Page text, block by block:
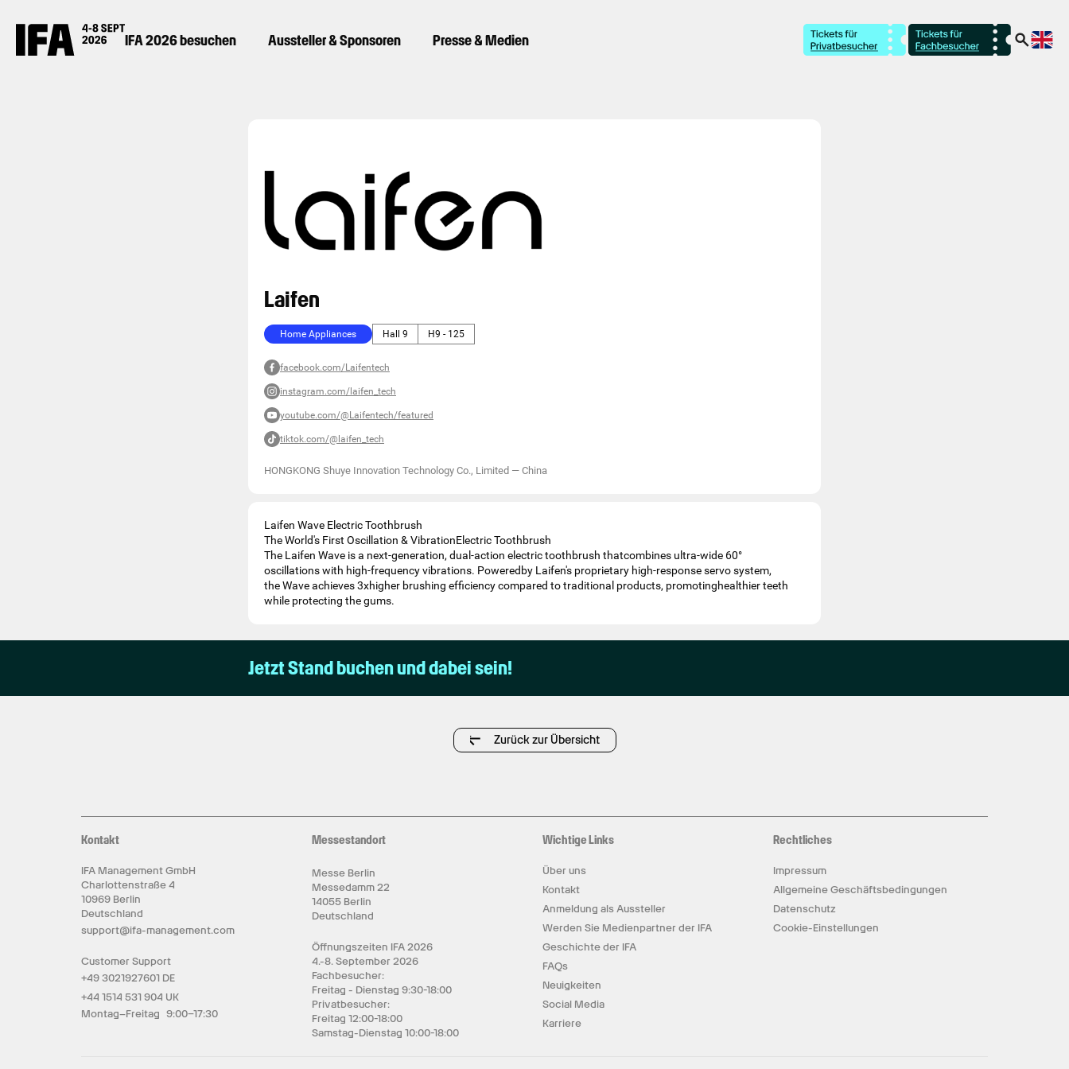
IFA 2026 besuchen Aussteller & Sponsoren Presse & Medien
Laifen
Home Appliances Hall 9 H9 - 125
facebook.com/Laifentech
instagram.com/laifen_tech
youtube.com/@Laifentech/featured
tiktok.com/@laifen_tech
HONGKONG Shuye Innovation Technology Co., Limited — China
Laifen Wave Electric Toothbrush
The World's First Oscillation & VibrationElectric Toothbrush
The Laifen Wave is a next-generation, dual-action electric toothbrush thatcombines ultra-wide 60°
oscillations with high-frequency vibrations. Poweredby Laifen's proprietary high-response servo system,
the Wave achieves 3xhigher brushing efficiency compared to traditional products, promotinghealthier teeth
while protecting the gums.
Jetzt Stand buchen und dabei sein!
Zurück zur Übersicht
Kontakt
IFA Management GmbH
Charlottenstraße 4
10969 Berlin
Deutschland
support@ifa-management.com
Customer Support
+49 3021927601 DE
+44 1514 531 904 UK
Montag–Freitag 9:00–17:30
Messestandort
Messe Berlin
Messedamm 22
14055 Berlin
Deutschland
Öffnungszeiten IFA 2026
4.-8. September 2026
Fachbesucher:
Freitag - Dienstag 9:30-18:00
Privatbesucher:
Freitag 12:00-18:00
Samstag-Dienstag 10:00-18:00
Wichtige Links
Über uns
Kontakt
Anmeldung als Aussteller
Werden Sie Medienpartner der IFA
Geschichte der IFA
FAQs
Neuigkeiten
Social Media
Karriere
Rechtliches
Impressum
Allgemeine Geschäftsbedingungen
Datenschutz
Cookie-Einstellungen